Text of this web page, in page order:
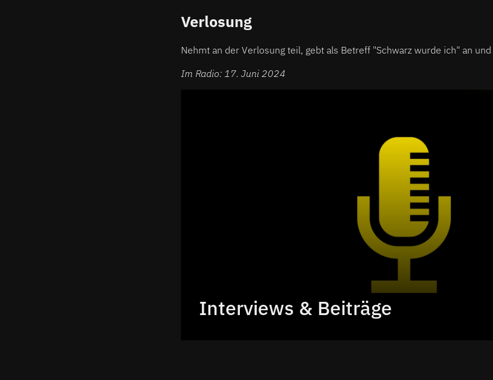
Verlosung
Nehmt an der Verlosung teil, gebt als Betreff "Schwarz wurde ich" an
Im Radio: 17. Juni 2024
Interviews & Beiträge